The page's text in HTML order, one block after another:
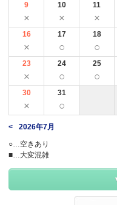
9
×
10
×
11
×
16
×
17
○
18
○
23
×
24
○
25
○
30
×
31
○
2026年7月
○…空きあり
■…大変混雑